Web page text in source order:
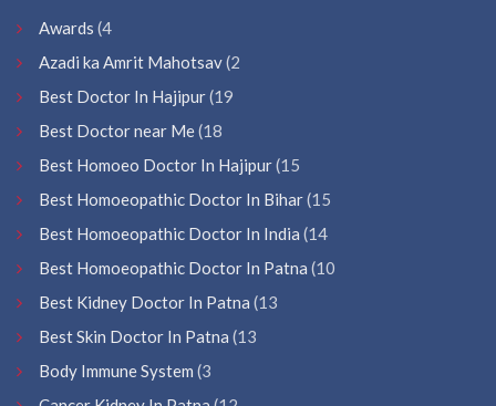
Awards (4
Azadi ka Amrit Mahotsav(2
Best Doctor In Hajipur(19
Best Doctor near Me(18
Best Homoeo Doctor In Hajipur(15
Best Homoeopathic Doctor In Bihar(15
Best Homoeopathic Doctor In India (14
Best Homoeopathic Doctor In Patna (10
Best Kidney Doctor In Patna (13
Best Skin Doctor In Patna (13
Body Immune System (3